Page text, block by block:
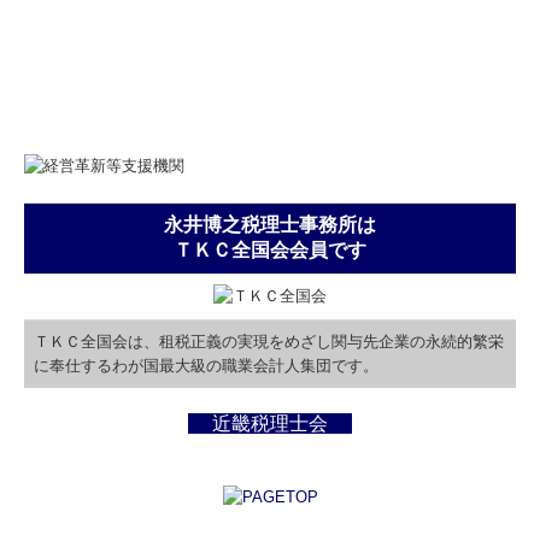
永井博之税理士事務所は
ＴＫＣ全国会会員です
ＴＫＣ全国会は、租税正義の実現をめざし関与先企業の永続的繁栄
に奉仕するわが国最大級の職業会計人集団です。
近畿税理士会